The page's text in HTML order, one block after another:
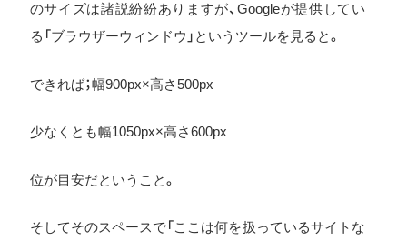
のサイズは諸説紛紛ありますが、Googleが提供してい
る「ブラウザーウィンドウ」というツールを見ると。
できれば；幅900px×高さ500px
少なくとも幅1050px×高さ600px
位が目安だということ。
そしてそのスペースで「ここは何を扱っているサイトな